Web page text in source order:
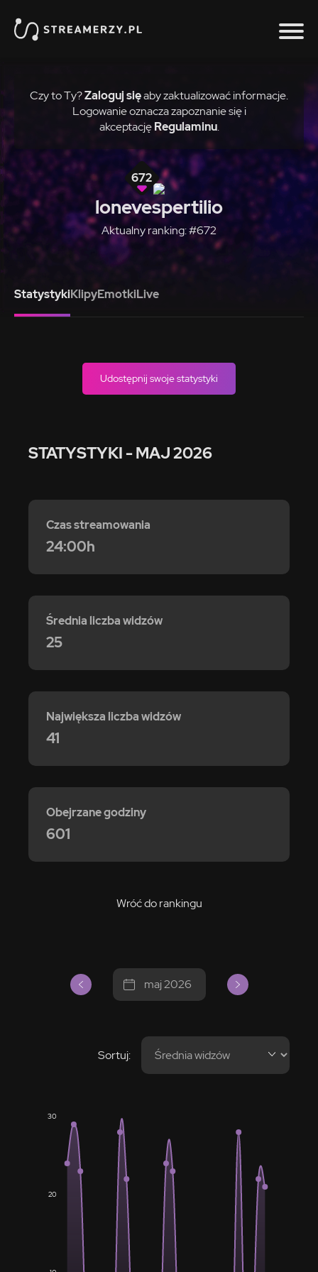
Czy to Ty?Zaloguj sięaby zaktualizować informacje.
Logowanie oznacza zapoznanie się i
akceptację Regulaminu.
672
lonevespertilio
Aktualny ranking: #672
StatystykiKlipyEmotkiLive
Udostępnij swoje statystyki
STATYSTYKI - MAJ 2026
Wróć do rankingu
Czas streamowania
24:00h
Średnia liczba widzów
25
Największa liczba widzów
41
Obejrzane godziny
601
maj 2026
Sortuj:
20
30